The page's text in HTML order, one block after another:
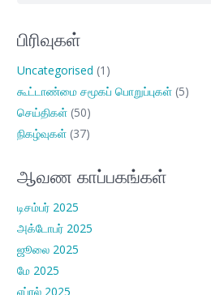
பிரிவுகள்
Uncategorised (1)
கூட்டாண்மை சமூகப் பொறுப்புகள் (5)
செய்திகள் (50)
நிகழ்வுகள் (37)
ஆவண காப்பகங்கள்
டிசம்பர் 2025
அக்டோபர் 2025
ஜூலை 2025
மே 2025
ஏப்ரல் 2025